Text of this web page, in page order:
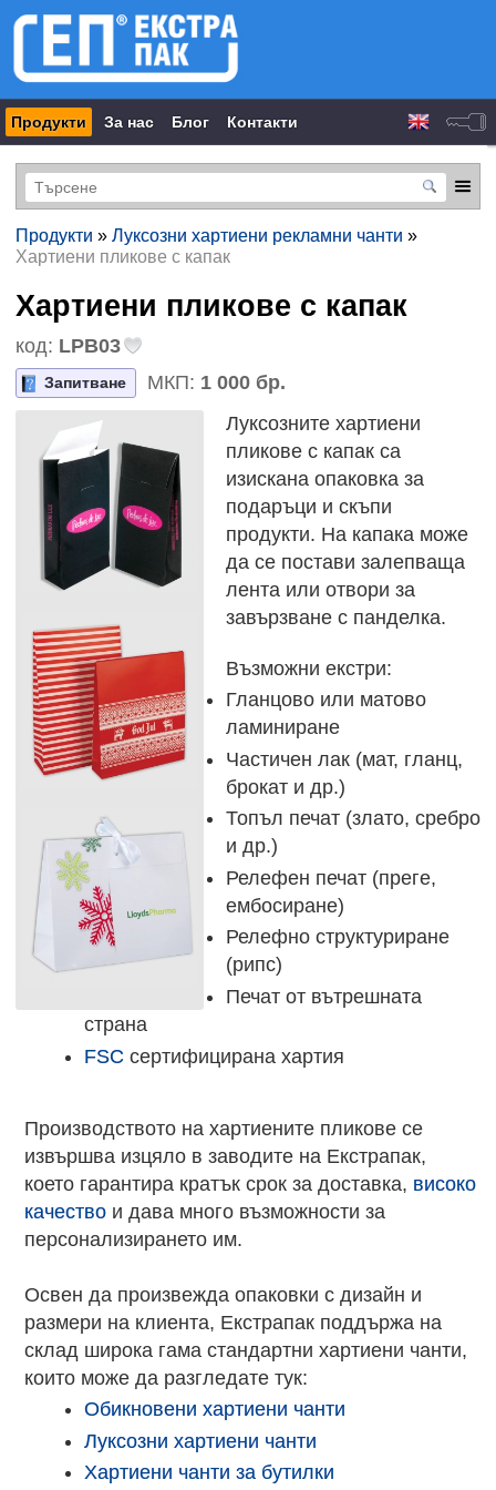
Продукти За нас Блог Контакти
Продукти » Луксозни хартиени рекламни чанти »
Хартиени пликове с капак
Хартиени пликове с капак
код: LPB03
Запитване МКП: 1 000 бр.
Луксозните хартиени
пликове с капак са
изискана опаковка за
подаръци и скъпи
продукти. На капака може
да се постави залепваща
лента или отвори за
завързване с панделка.
Възможни екстри:
Гланцово или матово
ламиниране
Частичен лак (мат, гланц,
брокат и др.)
Топъл печат (злато, сребро
и др.)
Релефен печат (преге,
ембосиране)
Релефно структуриране
(рипс)
Печат от вътрешната
страна
FSCсертифицирана хартия
Производството на хартиените пликове се
извършва изцяло в заводите на Екстрапак,
което гарантира кратък срок за доставка, високо
качествои дава много възможности за
персонализирането им.
Освен да произвежда опаковки с дизайн и
размери на клиента, Екстрапак поддържа на
склад широка гама стандартни хартиени чанти,
които може да разгледате тук:
Обикновени хартиени чанти
Луксозни хартиени чанти
Хартиени чанти за бутилки